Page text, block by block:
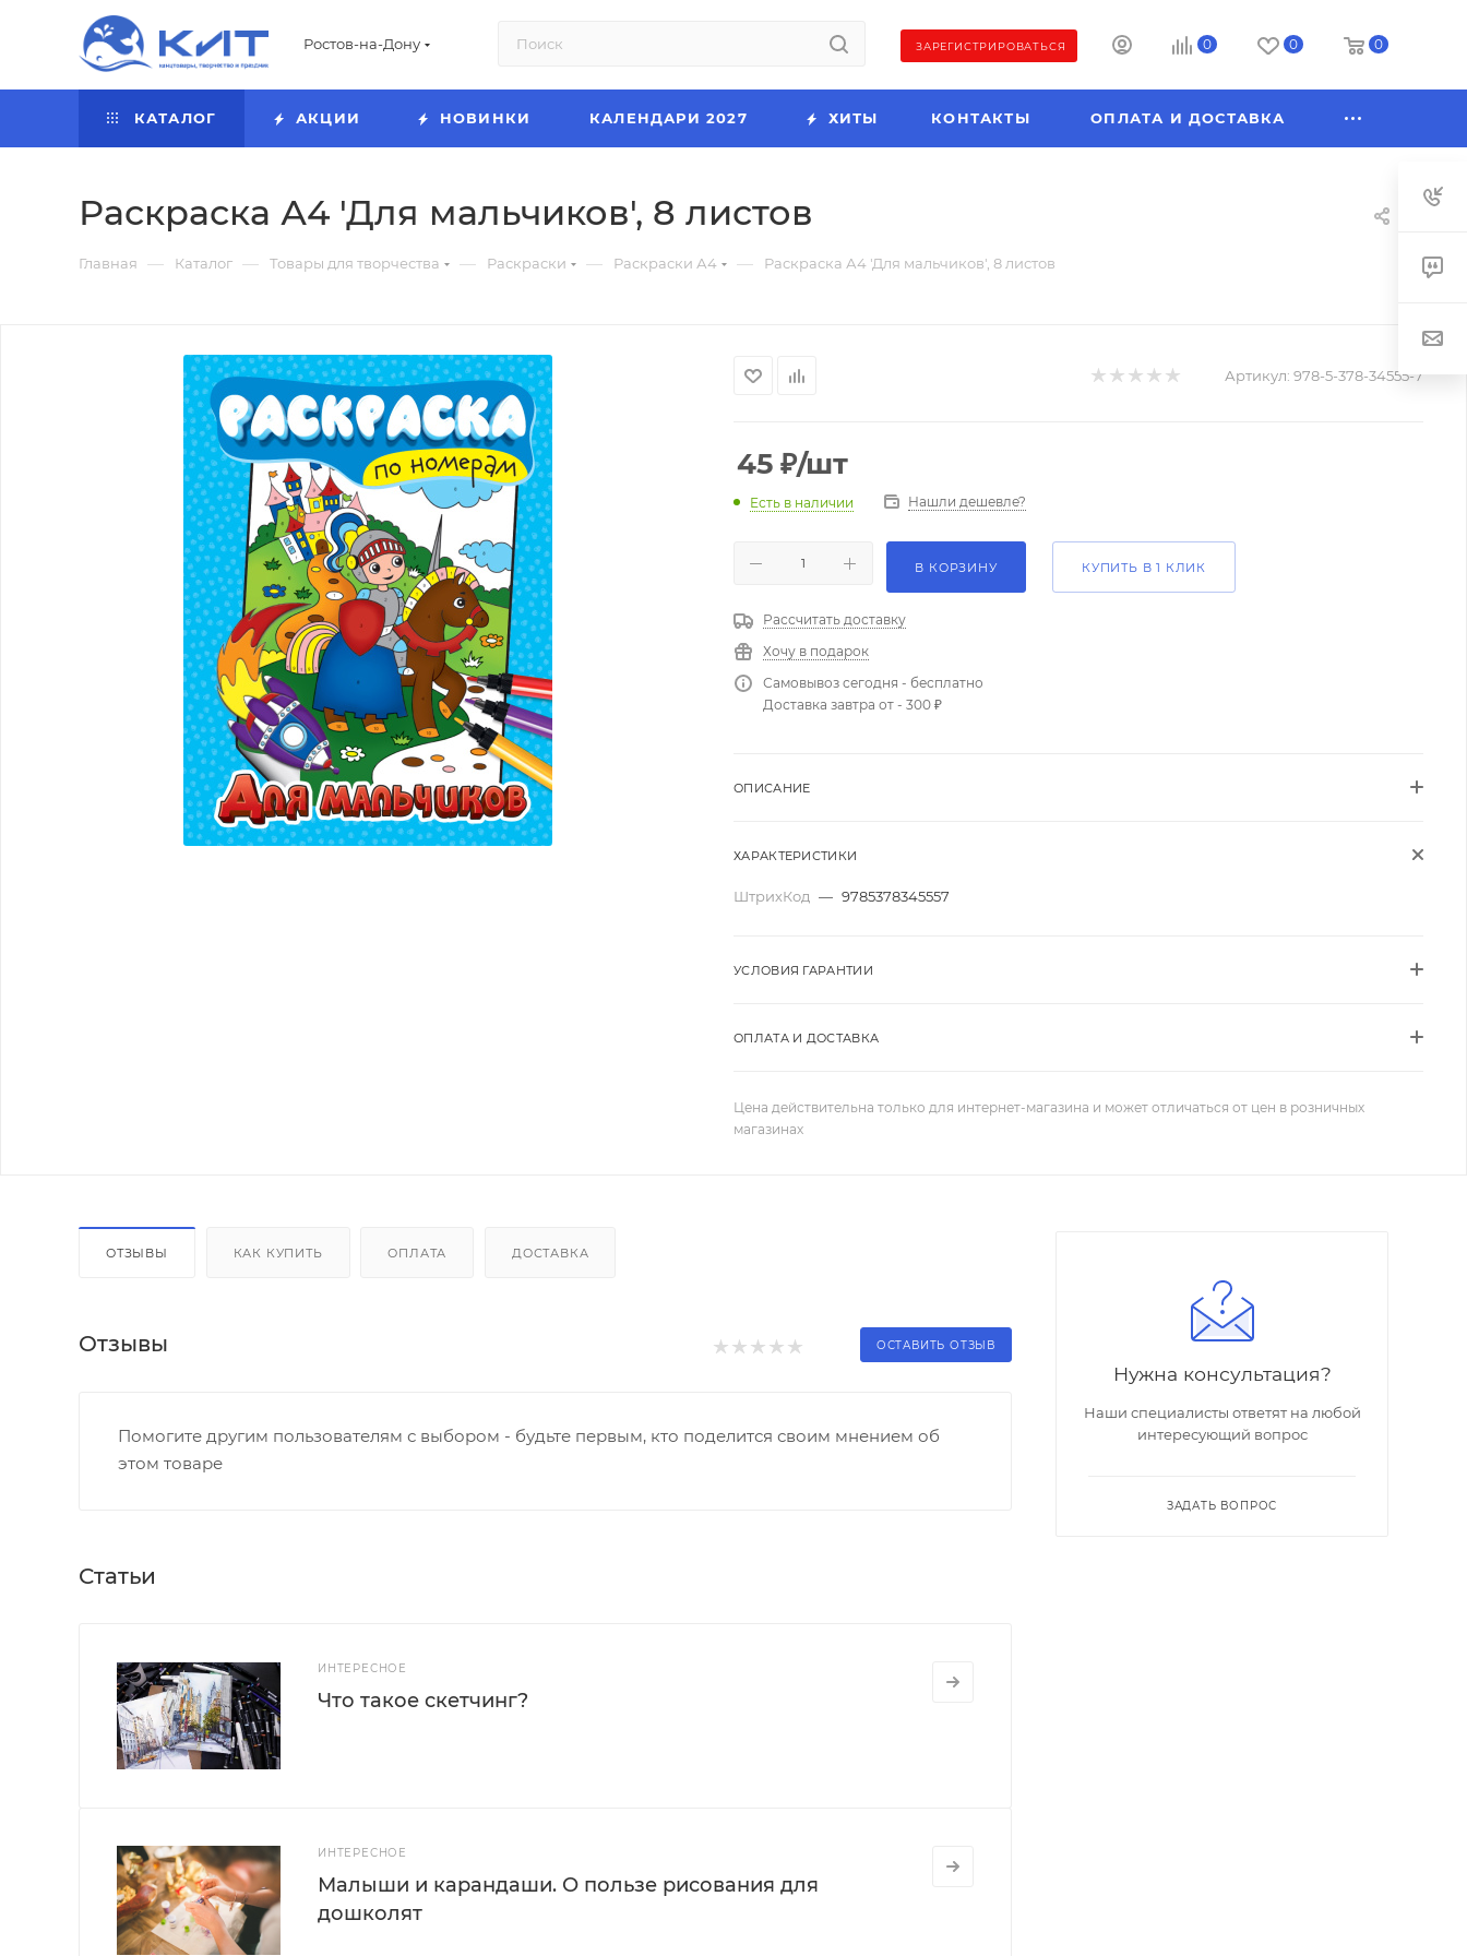
Ростов-на-Дону ЗАРЕГИСТРИРОВАТЬСЯ 0 0 0
КАТАЛОГ АКЦИИ НОВИНКИ КАЛЕНДАРИ 2027 ХИТЫ КОНТАКТЫ ОПЛАТА И ДОСТАВКА
Раскраска А4 'Для мальчиков', 8 листов
Главная — Каталог — Товары для творчества — Раскраски — Раскраски А4 — Раскраска А4 'Для мальчиков', 8 листов
Артикул: 978-5-378-34555-7
45 ₽/шт
Есть в наличии Нашли дешевле?
В КОРЗИНУ КУПИТЬ В 1 КЛИК
Рассчитать доставку
Хочу в подарок
Самовывоз сегодня - бесплатно
Доставка завтра от - 300 ₽
ОПИСАНИЕ
ХАРАКТЕРИСТИКИ
ШтрихКод — 9785378345557
УСЛОВИЯ ГАРАНТИИ
ОПЛАТА И ДОСТАВКА
Цена действительна только для интернет-магазина и может отличаться от цен в розничных
магазинах
ОТЗЫВЫ КАК КУПИТЬ ОПЛАТА ДОСТАВКА
Отзывы ОСТАВИТЬ ОТЗЫВ
Помогите другим пользователям с выбором - будьте первым, кто поделится своим мнением об
этом товаре
Статьи
ИНТЕРЕСНОЕ
Что такое скетчинг?
ИНТЕРЕСНОЕ
Малыши и карандаши. О пользе рисования для
дошколят
Нужна консультация?
Наши специалисты ответят на любой
интересующий вопрос
ЗАДАТЬ ВОПРОС